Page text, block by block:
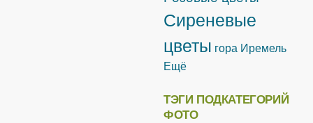
Сиреневые
цветы гора Иремель
Ещё
ТЭГИ ПОДКАТЕГОРИЙ
ФОТО